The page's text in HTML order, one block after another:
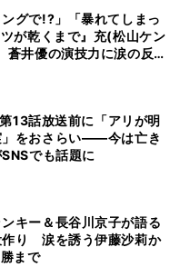
ングで!?」「暴れてしまっ
が乾くまで』充(松山ケン
蒼井優の演技力に涙の反
13話放送前に「アリが明
」をおさらい――今は亡き
でも話題に
キー＆長谷川京子が語る
作り 涙を誘う伊藤沙莉か
まで